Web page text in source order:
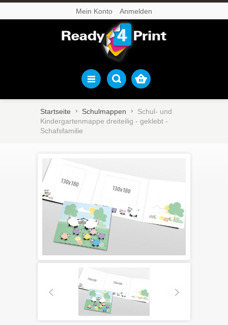
Mein Konto Anmelden
Startseite Schulmappen
Schul- und
Kindergartenmappe dreiteilig - geklebt -
Schafsfamilie